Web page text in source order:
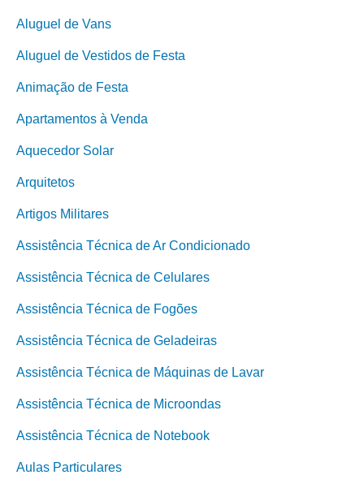
Aluguel de Vans
Aluguel de Vestidos de Festa
Animação de Festa
Apartamentos à Venda
Aquecedor Solar
Arquitetos
Artigos Militares
Assistência Técnica de Ar Condicionado
Assistência Técnica de Celulares
Assistência Técnica de Fogões
Assistência Técnica de Geladeiras
Assistência Técnica de Máquinas de Lavar
Assistência Técnica de Microondas
Assistência Técnica de Notebook
Aulas Particulares